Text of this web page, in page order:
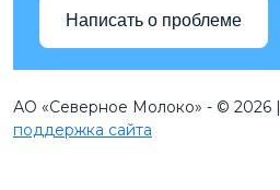
Написать о проблеме
АО «Северное Молоко» - © 2026 |
поддержка сайта